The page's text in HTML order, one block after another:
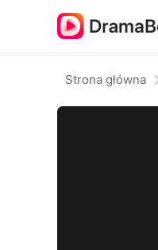
Strona główna